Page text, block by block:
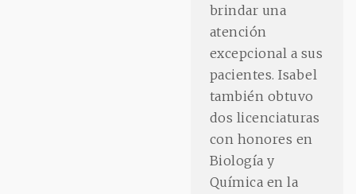
brindar una
atención
excepcional a sus
pacientes. Isabel
también obtuvo
dos licenciaturas
con honores en
Biología y
Química en la